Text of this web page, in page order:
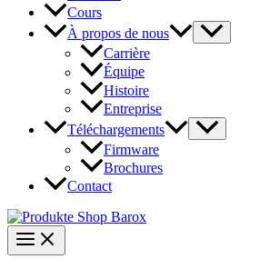
Cours
À propos de nous
Carrière
Équipe
Histoire
Entreprise
Téléchargements
Firmware
Brochures
Contact